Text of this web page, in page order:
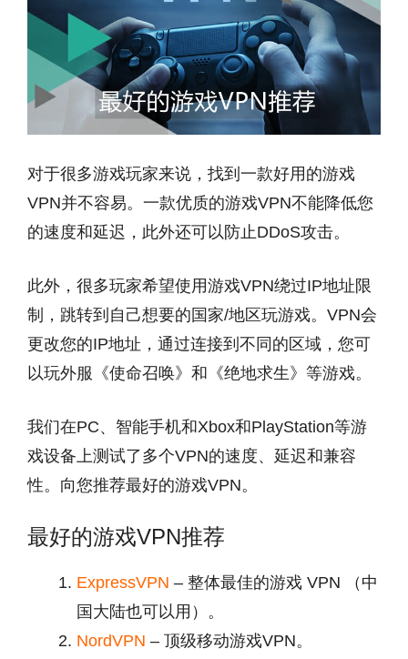
对于很多游戏玩家来说，找到一款好用的游戏
VPN并不容易。一款优质的游戏VPN不能降低您
的速度和延迟，此外还可以防止DDoS攻击。
此外，很多玩家希望使用游戏VPN绕过IP地址限
制，跳转到自己想要的国家/地区玩游戏。VPN会
更改您的IP地址，通过连接到不同的区域，您可
以玩外服《使命召唤》和《绝地求生》等游戏。
我们在PC、智能手机和Xbox和PlayStation等游
戏设备上测试了多个VPN的速度、延迟和兼容
性。向您推荐最好的游戏VPN。
最好的游戏VPN推荐
ExpressVPN – 整体最佳的游戏 VPN （中
国大陆也可以用）。
NordVPN – 顶级移动游戏VPN。